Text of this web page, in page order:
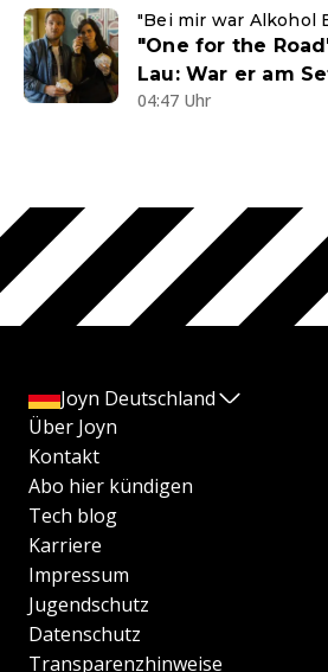
"Bei mir war Alkohol
"One for the
Lau: War er am
04:47 Uhr
Joyn Deutschland
Über Joyn
Kontakt
Abo hier kündigen
Tech blog
Karriere
Impressum
Jugendschutz
Datenschutz
Transparenzhinweise